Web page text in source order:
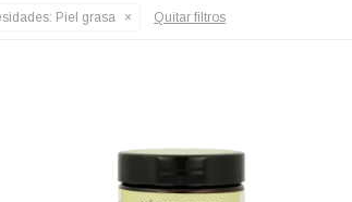
Piel grasa Quitar filtros